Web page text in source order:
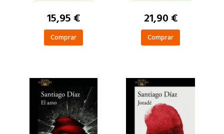
15,95 €
Comprar
21,90 €
Comprar